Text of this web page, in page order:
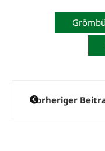
Vorheriger